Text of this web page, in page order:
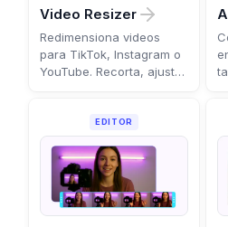
Video Resizer
Redimensiona videos
para TikTok, Instagram o
YouTube. Recorta, ajusta
EDITOR